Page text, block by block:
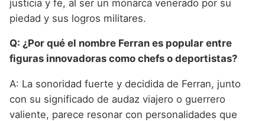
justicia y fe, al ser un monarca venerado por su
piedad y sus logros militares.
Q: ¿Por qué el nombre Ferran es popular entre
figuras innovadoras como chefs o deportistas?
A: La sonoridad fuerte y decidida de Ferran, junto
con su significado de audaz viajero o guerrero
valiente, parece resonar con personalidades que